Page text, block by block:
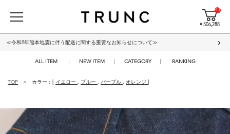
43
¥ 506,288
≪令和8年熊本地震に伴う配送に関する重要なお知らせについて≫
ALL ITEM NEW ITEM CATEGORY RANKING
TOP カラー：[ イエロー , ブルー , パープル , オレンジ